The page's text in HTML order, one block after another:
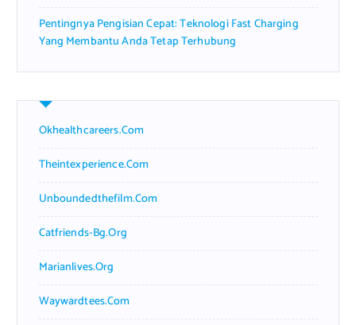
Pentingnya Pengisian Cepat: Teknologi Fast Charging
Yang Membantu Anda Tetap Terhubung
Okhealthcareers.com
Theintexperience.com
Unboundedthefilm.com
Catfriends-Bg.org
Marianlives.org
Waywardtees.com